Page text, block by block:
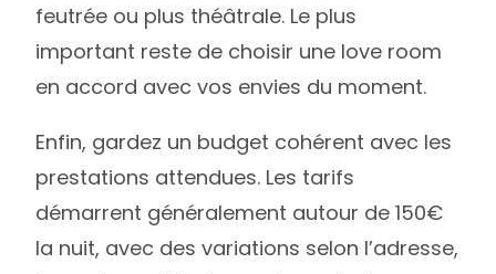
feutrée ou plus théâtrale. Le plus
important reste de choisir une love room
en accord avec vos envies du moment.
Enfin, gardez un budget cohérent avec les
prestations attendues. Les tarifs
démarrent généralement autour de 150€
la nuit, avec des variations selon l’adresse,